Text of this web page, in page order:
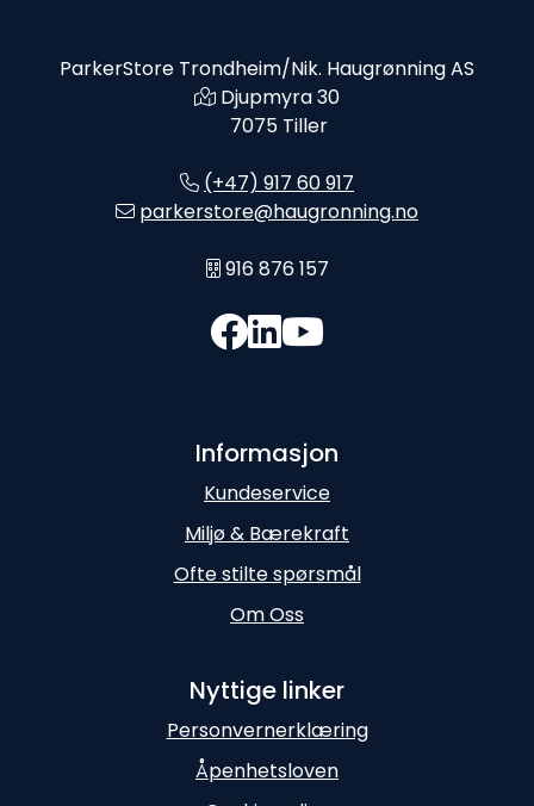
ParkerStore Trondheim/Nik. Haugrønning AS
Djupmyra 30
7075 Tiller
(+47) 917 60 917
parkerstore@haugronning.no
916 876 157
Informasjon
Kundeservice
Miljø & Bærekraft
Ofte stilte spørsmål
Om Oss
Nyttige linker
Personvernerklæring
Åpenhetsloven